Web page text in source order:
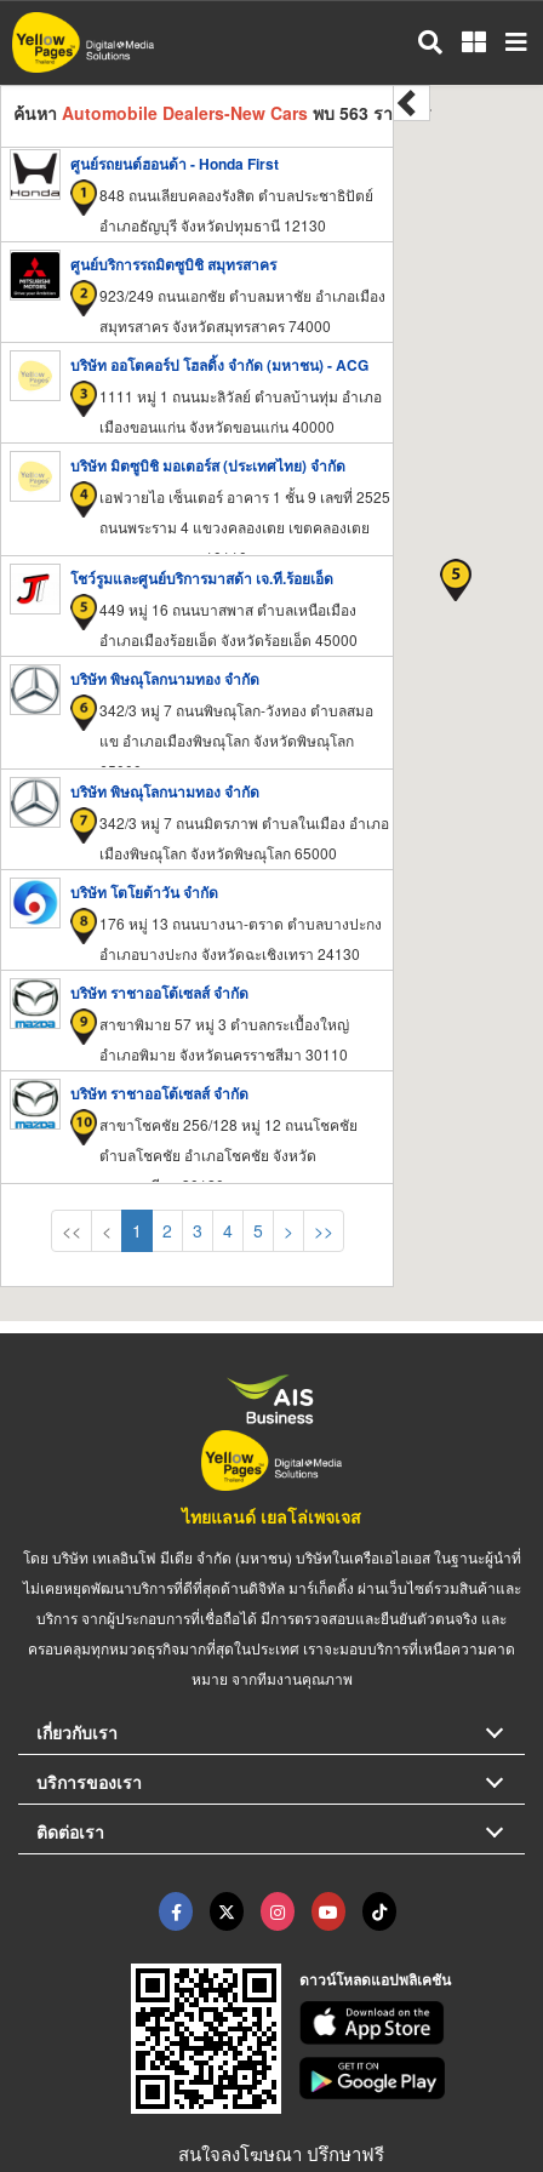
ข้าม
ไป
เนื้อหา
ค้นหา Automobile Dealers-New Cars พบ 563 รายการ
ศูนย์รถยนต์ฮอนด้า - Honda First
848 ถนนเลียบคลองรังสิต ตำบลประชาธิปัตย์
อำเภอธัญบุรี จังหวัดปทุมธานี 12130
ศูนย์บริการรถมิตซูบิชิ สมุทรสาคร
923/249 ถนนเอกชัย ตำบลมหาชัย อำเภอเมือง
สมุทรสาคร จังหวัดสมุทรสาคร 74000
บริษัท ออโตคอร์ป โฮลดิ้ง จำกัด (มหาชน) - ACG
1111 หมู่ 1 ถนนมะลิวัลย์ ตำบลบ้านทุ่ม อำเภอ
เมืองขอนแก่น จังหวัดขอนแก่น 40000
บริษัท มิตซูบิชิ มอเตอร์ส (ประเทศไทย) จำกัด
เอฟวายไอ เซ็นเตอร์ อาคาร 1 ชั้น 9 เลขที่ 2525
ถนนพระราม 4 แขวงคลองเตย เขตคลองเตย
กรุงเทพมหานคร 10110
โชว์รูมและศูนย์บริการมาสด้า เจ.ที.ร้อยเอ็ด
449 หมู่ 16 ถนนบาสพาส ตำบลเหนือเมือง
อำเภอเมืองร้อยเอ็ด จังหวัดร้อยเอ็ด 45000
บริษัท พิษณุโลกนามทอง จำกัด
342/3 หมู่ 7 ถนนพิษณุโลก-วังทอง ตำบลสมอ
แข อำเภอเมืองพิษณุโลก จังหวัดพิษณุโลก
65000
บริษัท พิษณุโลกนามทอง จำกัด
342/3 หมู่ 7 ถนนมิตรภาพ ตำบลในเมือง อำเภอ
เมืองพิษณุโลก จังหวัดพิษณุโลก 65000
บริษัท โตโยต้าวัน จำกัด
176 หมู่ 13 ถนนบางนา-ตราด ตำบลบางปะกง
อำเภอบางปะกง จังหวัดฉะเชิงเทรา 24130
บริษัท ราชาออโต้เซลส์ จำกัด
สาขาพิมาย 57 หมู่ 3 ตำบลกระเบื้องใหญ่
อำเภอพิมาย จังหวัดนครราชสีมา 30110
บริษัท ราชาออโต้เซลส์ จำกัด
สาขาโชคชัย 256/128 หมู่ 12 ถนนโชคชัย
ตำบลโชคชัย อำเภอโชคชัย จังหวัด
นครราชสีมา 30120
<< < 1 2 3 4 5 > >>
ไทยแลนด์ เยลโล่เพจเจส
โดย บริษัท เทเลอินโฟ มีเดีย จำกัด (มหาชน) บริษัทในเครือเอไอเอส ในฐานะผู้นำที่
ไม่เคยหยุดพัฒนาบริการที่ดีที่สุดด้านดิจิทัล มาร์เก็ตติ้ง ผ่านเว็บไซต์รวมสินค้าและ
บริการ จากผู้ประกอบการที่เชื่อถือได้ มีการตรวจสอบและยืนยันตัวตนจริง และ
ครอบคลุมทุกหมวดธุรกิจมากที่สุดในประเทศ เราจะมอบบริการที่เหนือความคาด
หมาย จากทีมงานคุณภาพ
เกี่ยวกับเรา
บริการของเรา
ติดต่อเรา
ดาวน์โหลดแอปพลิเคชัน
สนใจลงโฆษณา ปรึกษาฟรี